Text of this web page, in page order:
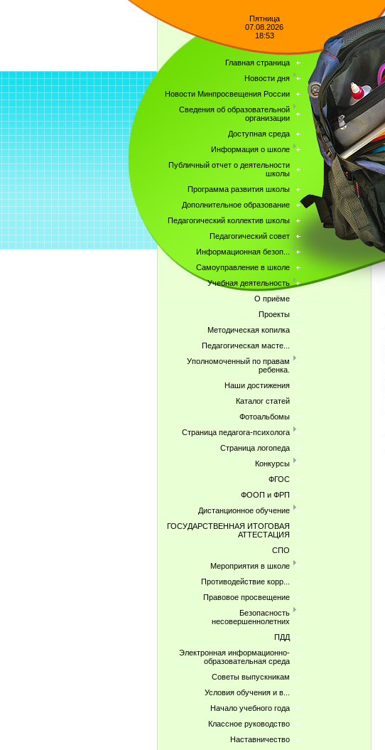
Пятница
07.08.2026
18:53
Главная страница
Новости дня
Новости Минпросвещения России
Сведения об образовательной
организации
Доступная среда
Информация о школе
Публичный отчет о деятельности
школы
Программа развития школы
Дополнительное образование
Педагогический коллектив школы
Педагогический совет
Информационная безоп...
Самоуправление в школе
Учебная деятельность
О приёме
Проекты
Методическая копилка
Педагогическая масте...
Уполномоченный по правам
ребенка.
Наши достижения
Каталог статей
Фотоальбомы
Страница педагога-психолога
Страница логопеда
Конкурсы
ФГОС
ФООП и ФРП
Дистанционное обучение
ГОСУДАРСТВЕННАЯ ИТОГОВАЯ
АТТЕСТАЦИЯ
СПО
Мероприятия в школе
Противодействие корр...
Правовое просвещение
Безопасность
несовершеннолетних
ПДД
Электронная информационно-
образовательная среда
Советы выпускникам
Условия обучения и в...
Начало учебного года
Классное руководство
Наставничество